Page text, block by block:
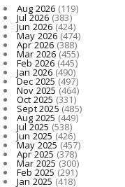
Aug 2026 (119)
Jul 2026 (383)
Jun 2026(424)
May 2026(474)
Apr 2026 (388)
Mar 2026(455)
Feb 2026 (445)
Jan 2026 (490)
Dec 2025(497)
Nov 2025 (464)
Oct 2025 (331)
Sept 2025 (485)
Aug 2025 (449)
Jul 2025 (538)
Jun 2025(426)
May 2025(457)
Apr 2025 (378)
Mar 2025 (300)
Feb 2025 (291)
Jan 2025 (418)